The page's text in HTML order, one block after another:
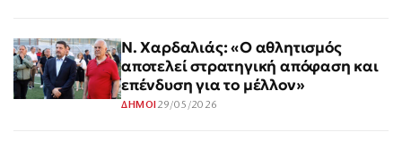
Ν. Χαρδαλιάς: «Ο αθλητισμός
αποτελεί στρατηγική απόφαση και
επένδυση για το μέλλον»
ΔΗΜΟΙ 29/05/2026